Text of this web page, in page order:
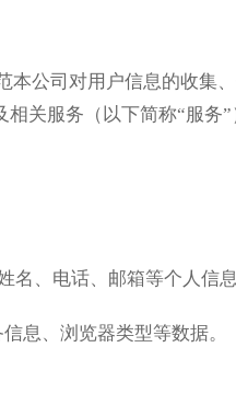
本公司对用户信息的收集
关服务（以下简称“服务”
、电话、邮箱等个人信息
息、浏览器类型等数据。